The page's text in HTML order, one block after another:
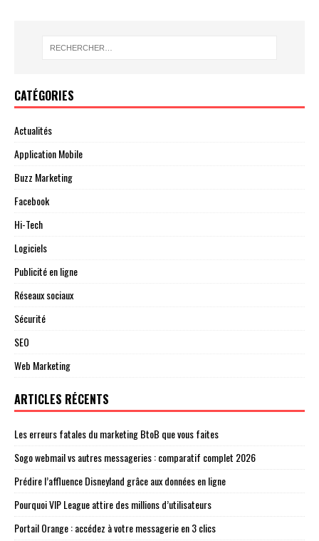
CATÉGORIES
Actualités
Application Mobile
Buzz Marketing
Facebook
Hi-Tech
Logiciels
Publicité en ligne
Réseaux sociaux
Sécurité
SEO
Web Marketing
ARTICLES RÉCENTS
Les erreurs fatales du marketing BtoB que vous faites
Sogo webmail vs autres messageries : comparatif complet 2026
Prédire l’affluence Disneyland grâce aux données en ligne
Pourquoi VIP League attire des millions d’utilisateurs
Portail Orange : accédez à votre messagerie en 3 clics